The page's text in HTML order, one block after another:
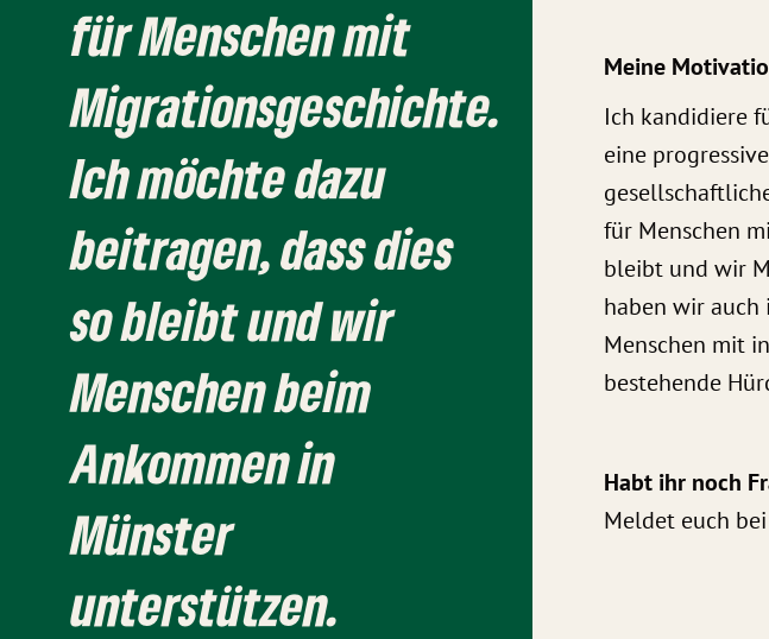
für Menschen mit
Migrationsgeschichte.
Ich möchte dazu
beitragen, dass dies
so bleibt und wir
Menschen beim
Ankommen in
Münster
unterstützen.
Meine
Ich kandidiere
eine
für Menschen
bleibt und wir
haben wir auch
Menschen mit
bestehende
Habt ihr noch
Meldet euch